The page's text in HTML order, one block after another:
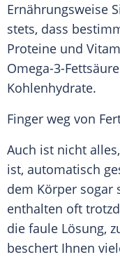
Ernährungsweise
stets, dass
Proteine und
Omega-3-
Kohlenhydrate.
Finger weg von
Auch ist nicht
ist, automatisch
dem Körper sogar
enthalten oft
die faule Lösung,
beschert Ihnen